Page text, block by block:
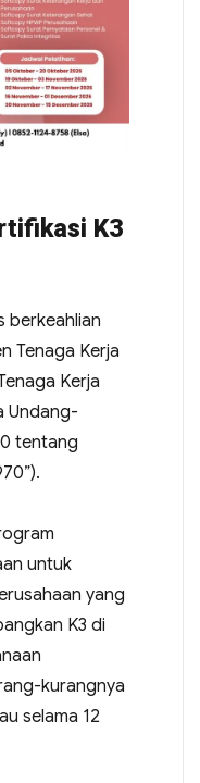
K3
berkeahlian
Tenaga Kerja
Kerja
Undang-
tentang
untuk
yang
K3 di
kurangnya
selama 12